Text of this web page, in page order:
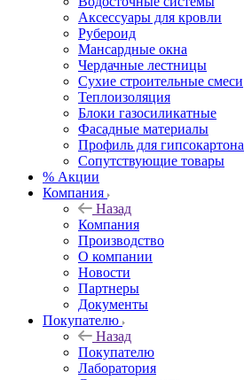
Аксессуары для кровли
Рубероид
Мансардные окна
Чердачные лестницы
Сухие строительные смеси
Теплоизоляция
Блоки газосиликатные
Фасадные материалы
Профиль для гипсокартона
Сопутствующие товары
% Акции
Компания
Назад
Компания
Производство
О компании
Новости
Партнеры
Документы
Покупателю
Назад
Покупателю
Лаборатория